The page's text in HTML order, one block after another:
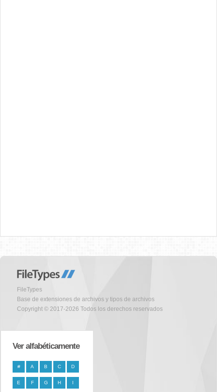
FileTypes
Base de extensiones de archivos y tipos de archivos
Copyright © 2017-2026 Todos los derechos reservados
Ver alfabéticamente
# A B C D
E F G H I